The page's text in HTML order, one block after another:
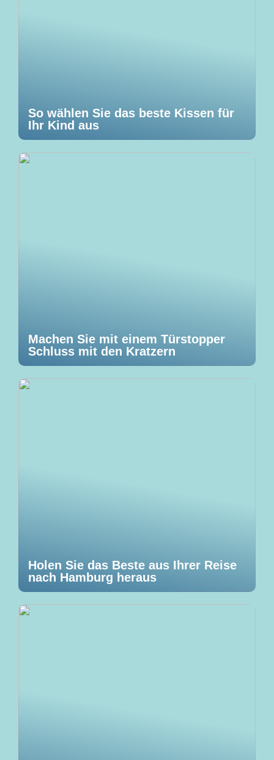
So wählen Sie das beste Kissen für
Ihr Kind aus
Machen Sie mit einem Türstopper
Schluss mit den Kratzern
Holen Sie das Beste aus Ihrer Reise
nach Hamburg heraus